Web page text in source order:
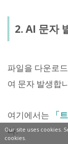
2. AI 문자
파일을 다운로
여 문자 발생합
여기에서는 「
다.
Our site uses cookies.
cookies.